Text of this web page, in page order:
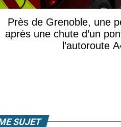
Près de Grenoble, une
après une chute d’un
l’autoroute
SUJET